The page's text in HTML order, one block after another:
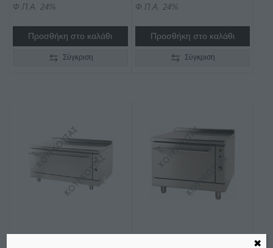
Φ.Π.Α. 24%
Προσθήκη στο καλάθι
Σύγκριση
Φ.Π.Α. 24%
Προσθήκη στο καλάθι
Σύγκριση
✖